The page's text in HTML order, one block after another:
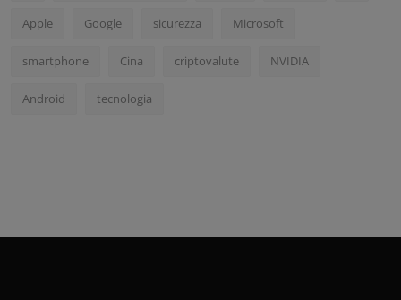
Apple Google sicurezza Microsoft
smartphone Cina criptovalute NVIDIA
Android tecnologia